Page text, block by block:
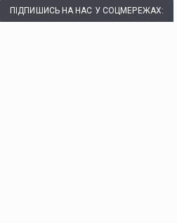
ПІДПИШИСЬ НА НАС У СОЦМЕРЕЖАХ: